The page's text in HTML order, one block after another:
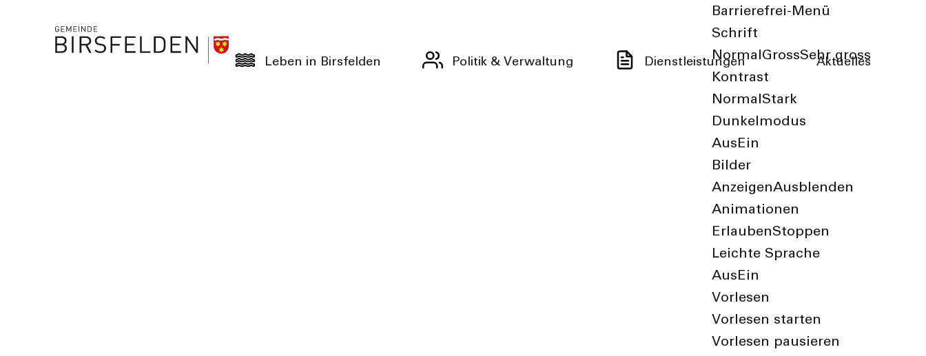
Barrierefrei-Menü
Schrift
Normal GrossSehr gross
Kontrast
Normal Stark
Dunkelmodus
Aus Ein
Bilder
AnzeigenAusblenden
Animationen
ErlaubenStoppen
Leichte Sprache
Aus Ein
Vorlesen
Vorlesen starten
Vorlesen pausieren
Leben in Birsfelden Politik & Verwaltung Dienstleistungen Aktuelles